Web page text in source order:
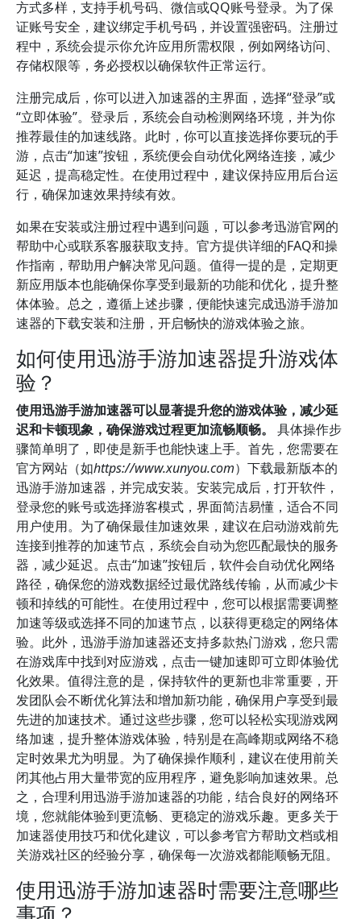
方式多样，支持手机号码、微信或QQ账号登录。为了保
证账号安全，建议绑定手机号码，并设置强密码。注册过
程中，系统会提示你允许应用所需权限，例如网络访问、
存储权限等，务必授权以确保软件正常运行。
注册完成后，你可以进入加速器的主界面，选择“登录”或
“立即体验”。登录后，系统会自动检测网络环境，并为你
推荐最佳的加速线路。此时，你可以直接选择你要玩的手
游，点击“加速”按钮，系统便会自动优化网络连接，减少
延迟，提高稳定性。在使用过程中，建议保持应用后台运
行，确保加速效果持续有效。
如果在安装或注册过程中遇到问题，可以参考迅游官网的
帮助中心或联系客服获取支持。官方提供详细的FAQ和操
作指南，帮助用户解决常见问题。值得一提的是，定期更
新应用版本也能确保你享受到最新的功能和优化，提升整
体体验。总之，遵循上述步骤，便能快速完成迅游手游加
速器的下载安装和注册，开启畅快的游戏体验之旅。
如何使用迅游手游加速器提升游戏体
验？
使用迅游手游加速器可以显著提升您的游戏体验，减少延
迟和卡顿现象，确保游戏过程更加流畅顺畅。
具体操作步
骤简单明了，即使是新手也能快速上手。首先，您需要在
官方网站（如https://www.xunyou.com）下载最新版本的
迅游手游加速器，并完成安装。安装完成后，打开软件，
登录您的账号或选择游客模式，界面简洁易懂，适合不同
用户使用。为了确保最佳加速效果，建议在启动游戏前先
连接到推荐的加速节点，系统会自动为您匹配最快的服务
器，减少延迟。点击“加速”按钮后，软件会自动优化网络
路径，确保您的游戏数据经过最优路线传输，从而减少卡
顿和掉线的可能性。在使用过程中，您可以根据需要调整
加速等级或选择不同的加速节点，以获得更稳定的网络体
验。此外，迅游手游加速器还支持多款热门游戏，您只需
在游戏库中找到对应游戏，点击一键加速即可立即体验优
化效果。值得注意的是，保持软件的更新也非常重要，开
发团队会不断优化算法和增加新功能，确保用户享受到最
先进的加速技术。通过这些步骤，您可以轻松实现游戏网
络加速，提升整体游戏体验，特别是在高峰期或网络不稳
定时效果尤为明显。为了确保操作顺利，建议在使用前关
闭其他占用大量带宽的应用程序，避免影响加速效果。总
之，合理利用迅游手游加速器的功能，结合良好的网络环
境，您就能体验到更流畅、更稳定的游戏乐趣。更多关于
加速器使用技巧和优化建议，可以参考官方帮助文档或相
关游戏社区的经验分享，确保每一次游戏都能顺畅无阻。
使用迅游手游加速器时需要注意哪些
事项？